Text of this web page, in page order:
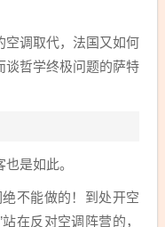
空调取代，法国又如何
谈哲学终极问题的萨特
是如此。
不能做的！到处开空
在反对空调阵营的，